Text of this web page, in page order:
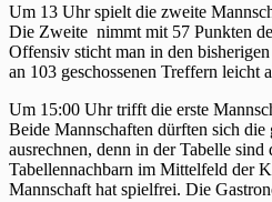
Um 13 Uhr spielt die zweite
Die Zweite nimmt mit 57 Punkten
Offensiv sticht man in den
an 103 geschossenen Treffern leicht
Um 15:00 Uhr trifft die erste
Beide Mannschaften dürften sich die
ausrechnen, denn in der Tabelle sind
Tabellennachbarn im Mittelfeld der
Mannschaft hat spielfrei. Die